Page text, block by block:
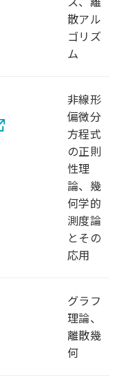
散アル
ゴリズ
ム
非線形
偏微分
方程式
の正則
性理
論、幾
何学的
測度論
とその
応用
グラフ
理論、
離散幾
何